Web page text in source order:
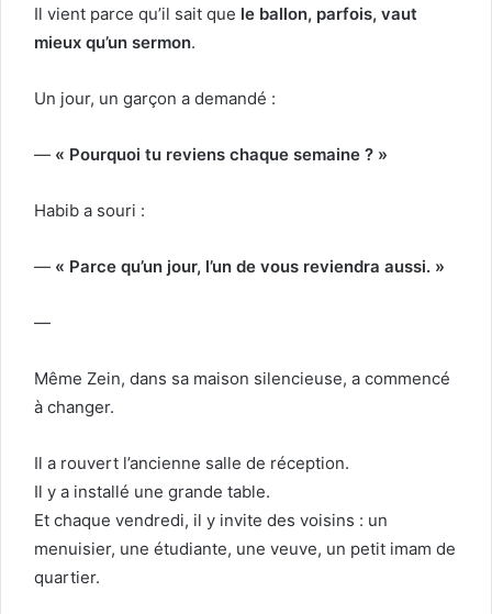
Il vient parce qu’il sait que le ballon, parfois, vaut
mieux qu’un sermon.
Un jour, un garçon a demandé :
— « Pourquoi tu reviens chaque semaine ? »
Habib a souri :
— « Parce qu’un jour, l’un de vous reviendra aussi. »
—
Même Zein, dans sa maison silencieuse, a commencé
à changer.
Il a rouvert l’ancienne salle de réception.
Il y a installé une grande table.
Et chaque vendredi, il y invite des voisins : un
menuisier, une étudiante, une veuve, un petit imam de
quartier.